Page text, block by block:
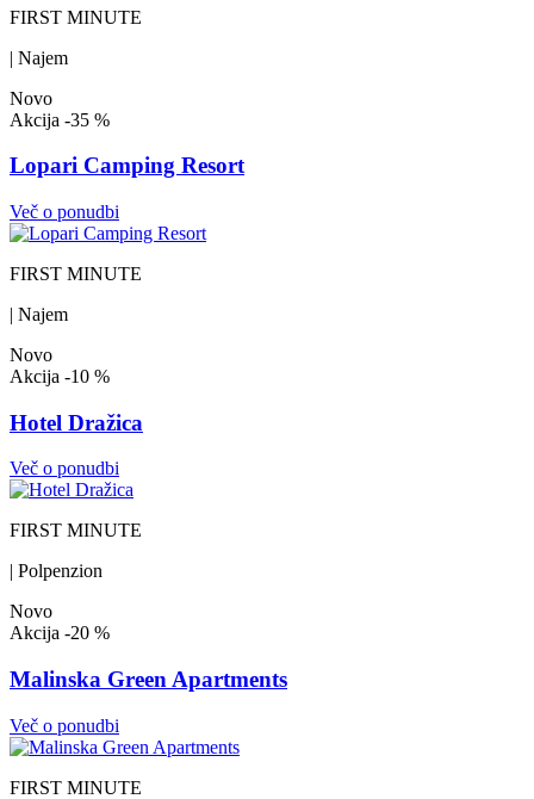
FIRST MINUTE
| Najem
Novo
Akcija -35 %
Lopari Camping Resort
Več o ponudbi
FIRST MINUTE
| Najem
Novo
Akcija -10 %
Hotel Dražica
Več o ponudbi
FIRST MINUTE
| Polpenzion
Novo
Akcija -20 %
Malinska Green Apartments
Več o ponudbi
FIRST MINUTE